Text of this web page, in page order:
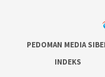
PEDOMAN MEDIA
INDEKS